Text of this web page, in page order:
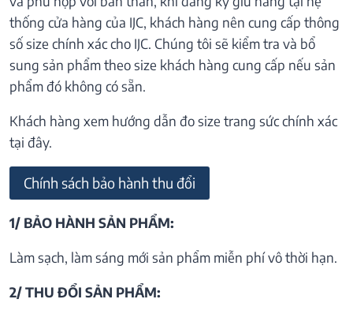
thống cửa hàng của IJC, khách hàng nên cung cấp thông
số size chính xác cho IJC. Chúng tôi sẽ kiểm tra và bổ
sung sản phẩm theo size khách hàng cung cấp nếu sản
phẩm đó không có sẵn.
Khách hàng xem hướng dẫn đo size trang sức chính xác
tại đây.
Chính sách bảo hành thu đổi
1/ BẢO HÀNH SẢN PHẨM:
Làm sạch, làm sáng mới sản phẩm miễn phí vô thời hạn.
2/ THU ĐỔI SẢN PHẨM: